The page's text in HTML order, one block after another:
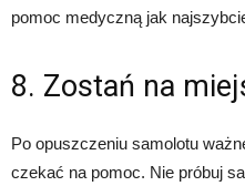
pomoc medyczną jak
8. Zostań na
Po opuszczeniu samolotu
czekać na pomoc. Nie próbuj